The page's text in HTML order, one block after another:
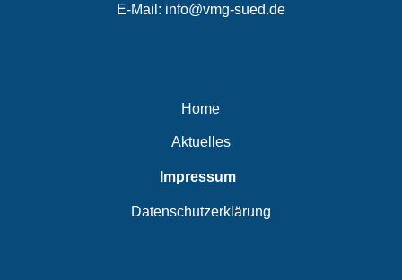
E-Mail: info@vmg-sued.de
Home
Aktuelles
Impressum
Datenschutzerklärung